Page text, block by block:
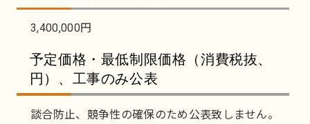
3,400,000円
予定価格・最低制限価格（消費税抜、
円）、工事のみ公表
談合防止、競争性の確保のため公表致しません。